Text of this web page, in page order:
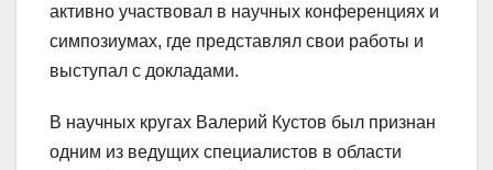
активно участвовал в научных конференциях и
симпозиумах, где представлял свои работы и
выступал с докладами.
В научных кругах Валерий Кустов был признан
одним из ведущих специалистов в области